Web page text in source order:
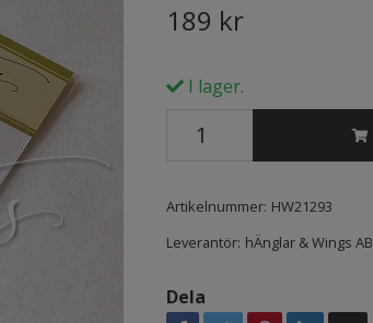
189 kr
I lager.
Artikelnummer: HW21293
Leverantör: hÄnglar & Wings AB
Dela